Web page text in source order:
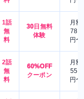
1話
無
料
30日無料
体験
月額
780
円〜
2話
無
料
60%OFF
クーポン
月額
550
円〜